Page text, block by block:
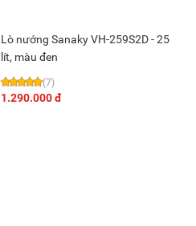
Lò nướng Sanaky VH-259S2D - 25
lít, màu đen
(7)
1.290.000 đ